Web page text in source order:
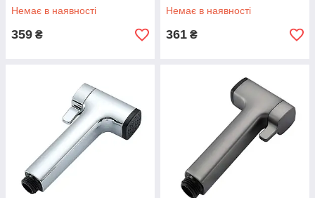
Немає в наявності
359 ₴
Немає в наявності
361 ₴